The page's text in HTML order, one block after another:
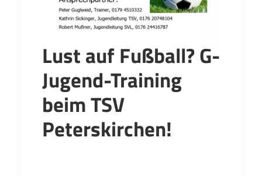
Lust auf Fußball? G-
Jugend-Training
beim TSV
Peterskirchen!